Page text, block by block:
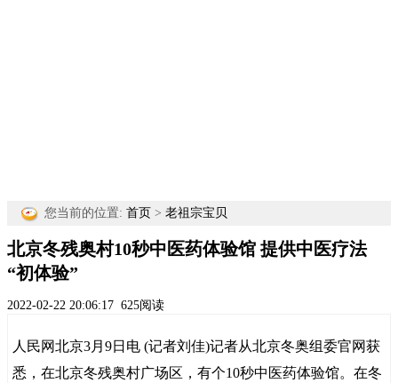
您当前的位置: 首页 > 老祖宗宝贝
北京冬残奥村10秒中医药体验馆 提供中医疗法
“初体验”
2022-02-22 20:06:17 625阅读
人民网北京3月9日电 (记者刘佳)记者从北京冬奥组委官网获
悉，在北京冬残奥村广场区，有个10秒中医药体验馆。在冬